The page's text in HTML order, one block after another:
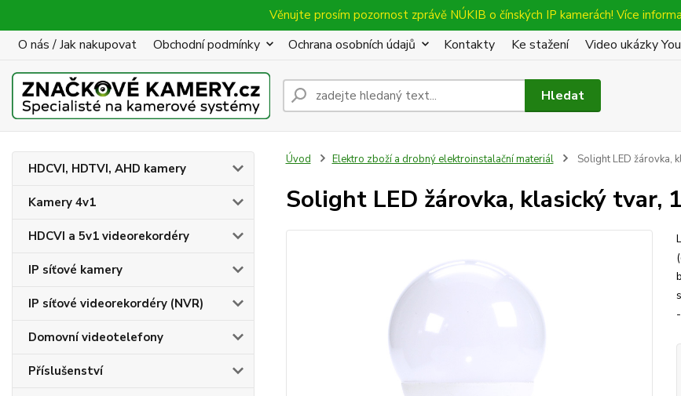
Věnujte prosím pozornost zprávě NÚKIB o čínských IP kamerách! Více
O nás / Jak nakupovat Obchodní podmínky Ochrana osobních údajů Kontakty Ke stažení Video ukázky
Hledat
HDCVI, HDTVI, AHD kamery
Kamery 4v1
HDCVI a 5v1 videorekordéry
IP síťové kamery
IP síťové videorekordéry (NVR)
Domovní videotelefony
Příslušenství
Úvod Elektro zboží a drobný elektroinstalační materiál Solight LED žárovka,
Solight LED žárovka, klasický tvar,